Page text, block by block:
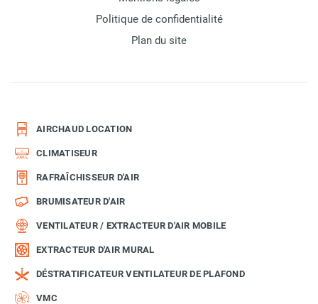
Politique de confidentialité
Plan du site
AIRCHAUD LOCATION
CLIMATISEUR
RAFRAÎCHISSEUR D'AIR
BRUMISATEUR D'AIR
VENTILATEUR / EXTRACTEUR D'AIR MOBILE
EXTRACTEUR D'AIR MURAL
DÉSTRATIFICATEUR VENTILATEUR DE PLAFOND
VMC